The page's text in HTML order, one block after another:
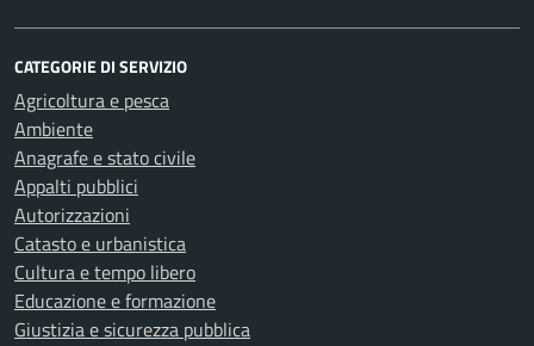
CATEGORIE DI SERVIZIO
Agricoltura e pesca
Ambiente
Anagrafe e stato civile
Appalti pubblici
Autorizzazioni
Catasto e urbanistica
Cultura e tempo libero
Educazione e formazione
Giustizia e sicurezza pubblica